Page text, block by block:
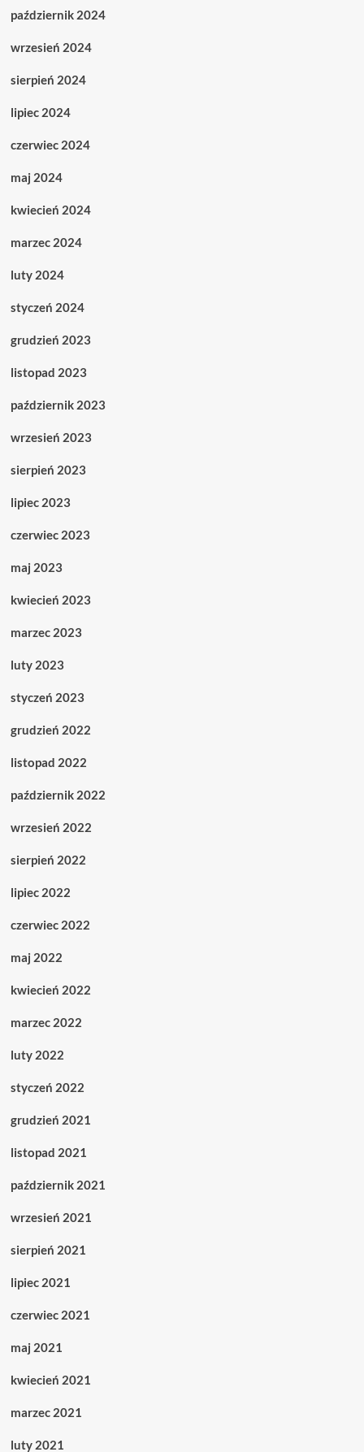
październik 2024
wrzesień 2024
sierpień 2024
lipiec 2024
czerwiec 2024
maj 2024
kwiecień 2024
marzec 2024
luty 2024
styczeń 2024
grudzień 2023
listopad 2023
październik 2023
wrzesień 2023
sierpień 2023
lipiec 2023
czerwiec 2023
maj 2023
kwiecień 2023
marzec 2023
luty 2023
styczeń 2023
grudzień 2022
listopad 2022
październik 2022
wrzesień 2022
sierpień 2022
lipiec 2022
czerwiec 2022
maj 2022
kwiecień 2022
marzec 2022
luty 2022
styczeń 2022
grudzień 2021
listopad 2021
październik 2021
wrzesień 2021
sierpień 2021
lipiec 2021
czerwiec 2021
maj 2021
kwiecień 2021
marzec 2021
luty 2021